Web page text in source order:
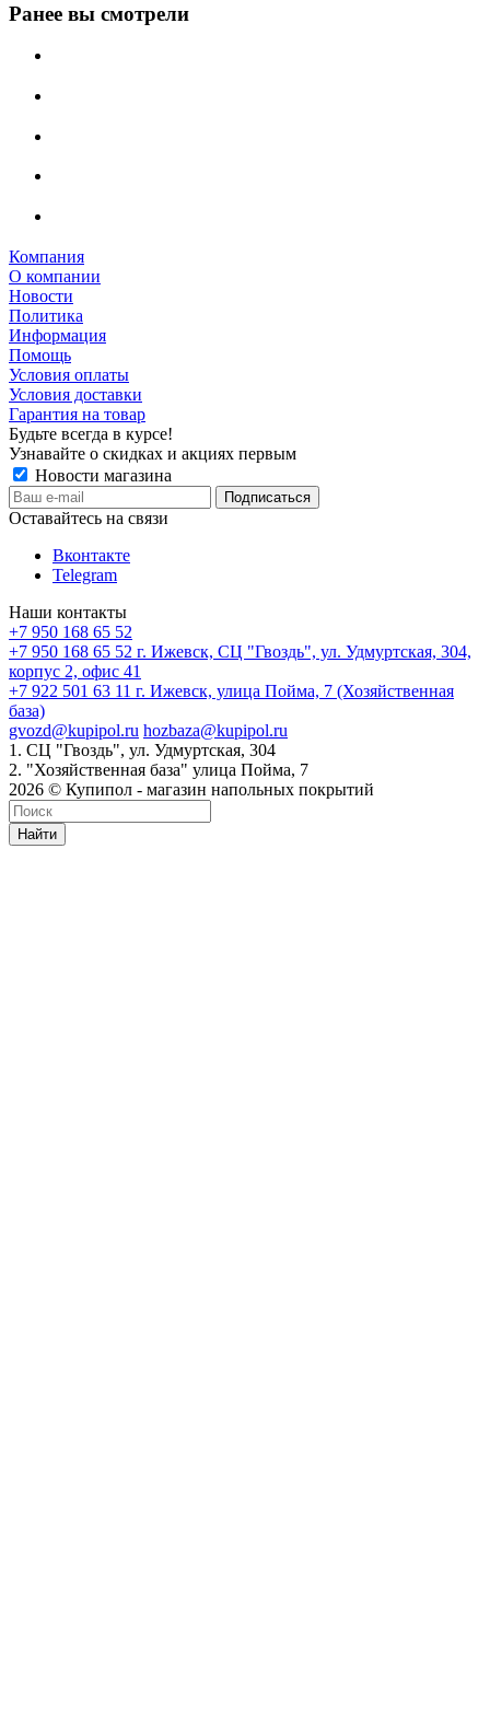
Ранее вы смотрели
Компания
О компании
Новости
Политика
Информация
Помощь
Условия оплаты
Условия доставки
Гарантия на товар
Будьте всегда в курсе!
Узнавайте о скидках и акциях первым
Новости магазина
Оставайтесь на связи
Вконтакте
Telegram
Наши контакты
+7 950 168 65 52
+7 950 168 65 52 г. Ижевск, СЦ "Гвоздь", ул. Удмуртская, 304,
корпус 2, офис 41
+7 922 501 63 11 г. Ижевск, улица Пойма, 7 (Хозяйственная
база)
gvozd@kupipol.ru hozbaza@kupipol.ru
1. СЦ "Гвоздь", ул. Удмуртская, 304
2. "Хозяйственная база" улица Пойма, 7
2026 © Купипол - магазин напольных покрытий
Найти